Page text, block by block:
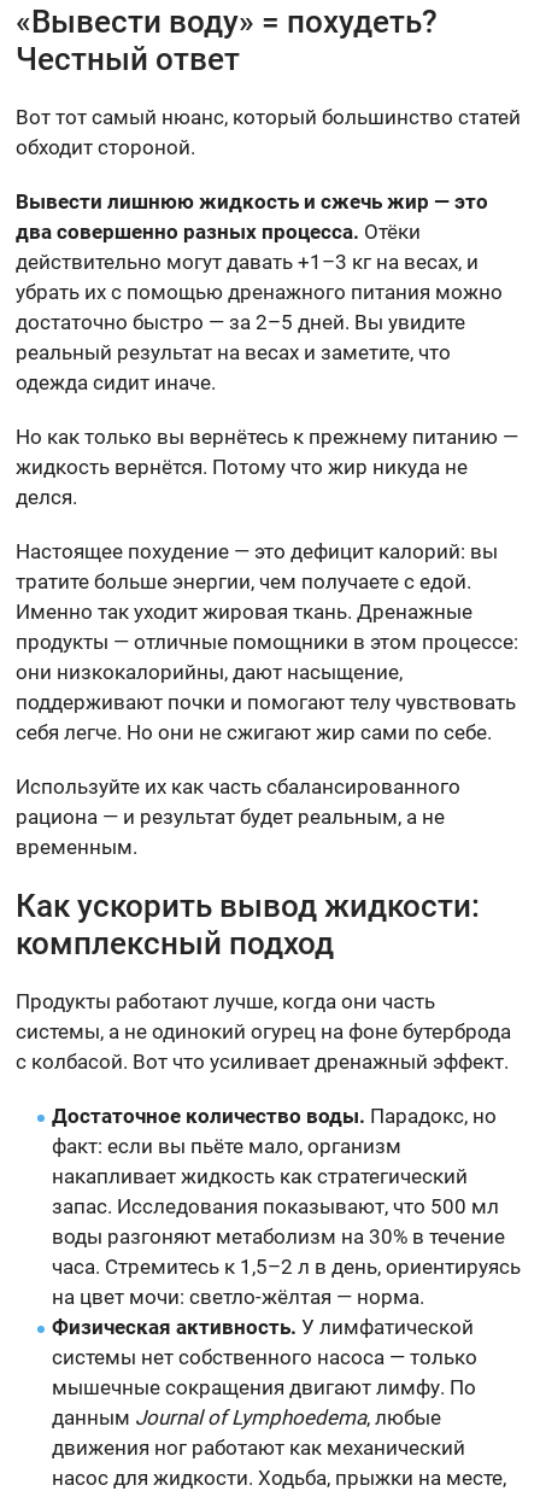
«Вывести воду» = похудеть?
Честный ответ
Вот тот самый нюанс, который большинство статей
обходит стороной.
Вывести лишнюю жидкость и сжечь жир — это
два совершенно разных процесса. Отёки
действительно могут давать +1–3 кг на весах, и
убрать их с помощью дренажного питания можно
достаточно быстро — за 2–5 дней. Вы увидите
реальный результат на весах и заметите, что
одежда сидит иначе.
Но как только вы вернётесь к прежнему питанию —
жидкость вернётся. Потому что жир никуда не
делся.
Настоящее похудение — это дефицит калорий: вы
тратите больше энергии, чем получаете с едой.
Именно так уходит жировая ткань. Дренажные
продукты — отличные помощники в этом процессе:
они низкокалорийны, дают насыщение,
поддерживают почки и помогают телу чувствовать
себя легче. Но они не сжигают жир сами по себе.
Используйте их как часть сбалансированного
рациона — и результат будет реальным, а не
временным.
Как ускорить вывод жидкости:
комплексный подход
Продукты работают лучше, когда они часть
системы, а не одинокий огурец на фоне бутерброда
с колбасой. Вот что усиливает дренажный эффект.
Достаточное количество воды. Парадокс, но
факт: если вы пьёте мало, организм
накапливает жидкость как стратегический
запас. Исследования показывают, что 500 мл
воды разгоняют метаболизм на 30% в течение
часа. Стремитесь к 1,5–2 л в день, ориентируясь
на цвет мочи: светло-жёлтая — норма.
Физическая активность. У лимфатической
системы нет собственного насоса — только
мышечные сокращения двигают лимфу. По
данным Journal of Lymphoedema, любые
движения ног работают как механический
насос для жидкости. Ходьба, прыжки на месте,